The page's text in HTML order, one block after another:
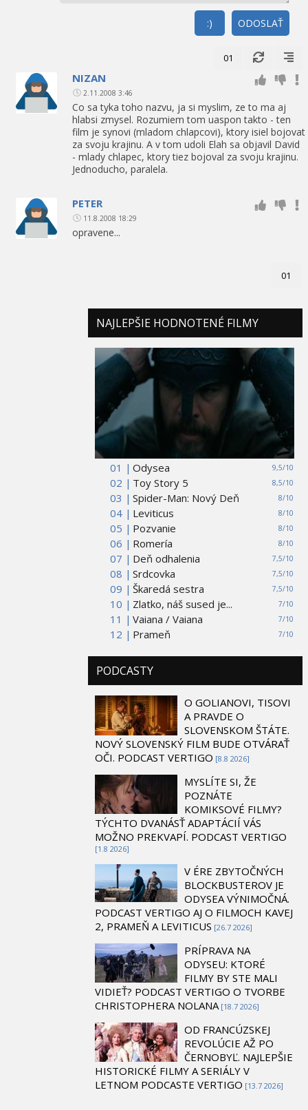
ODOSLAŤ
:)
01
NIZAN
2.11.2008 3:46
Co sa tyka toho nazvu, ja si myslim, ze to ma aj
hlabsi zmysel. Rozumiem tom uaspon takto - ten
film je synovi (mladom chlapcovi), ktory isiel bojovat
za svoju krajinu. A v tom udoli Elah sa objavil David
- mlady chlapec, ktory tiez bojoval za svoju krajinu.
Jednoducho, paralela.
PETER
11.8.2008 18:29
opravene...
01
NAJLEPŠIE HODNOTENÉ FILMY
01 | 9,5/10
Odysea
02 |
8,5/10
Toy Story 5
03 |
8/10
Spider-Man: Nový Deň
04 |
8/10
Leviticus
05 |
8/10
Pozvanie
06 |
8/10
Romería
07 |
7,5/10
Deň odhalenia
08 |
7,5/10
Srdcovka
09 |
7,5/10
Škaredá sestra
10 |
7/10
Zlatko, náš sused je...
11 |
7/10
Vaiana / Vaiana
12 |
7/10
Prameň
PODCASTY
O GOLIANOVI, TISOVI
A PRAVDE O
SLOVENSKOM ŠTÁTE.
NOVÝ SLOVENSKÝ FILM BUDE OTVÁRAŤ
OČI. PODCAST VERTIGO [8.8 2026]
MYSLÍTE SI, ŽE
POZNÁTE
KOMIKSOVÉ FILMY?
TÝCHTO DVANÁSŤ ADAPTÁCIÍ VÁS
MOŽNO PREKVAPÍ. PODCAST VERTIGO
[1.8 2026]
V ÉRE ZBYTOČNÝCH
BLOCKBUSTEROV JE
ODYSEA VÝNIMOČNÁ.
PODCAST VERTIGO AJ O FILMOCH KAVEJ
2, PRAMEŇ A LEVITICUS [26.7 2026]
PRÍPRAVA NA
ODYSEU: KTORÉ
FILMY BY STE MALI
VIDIEŤ? PODCAST VERTIGO O TVORBE
CHRISTOPHERA NOLANA [18.7 2026]
OD FRANCÚZSKEJ
REVOLÚCIE AŽ PO
ČERNOBYĽ. NAJLEPŠIE
HISTORICKÉ FILMY A SERIÁLY V
LETNOM PODCASTE VERTIGO [13.7 2026]